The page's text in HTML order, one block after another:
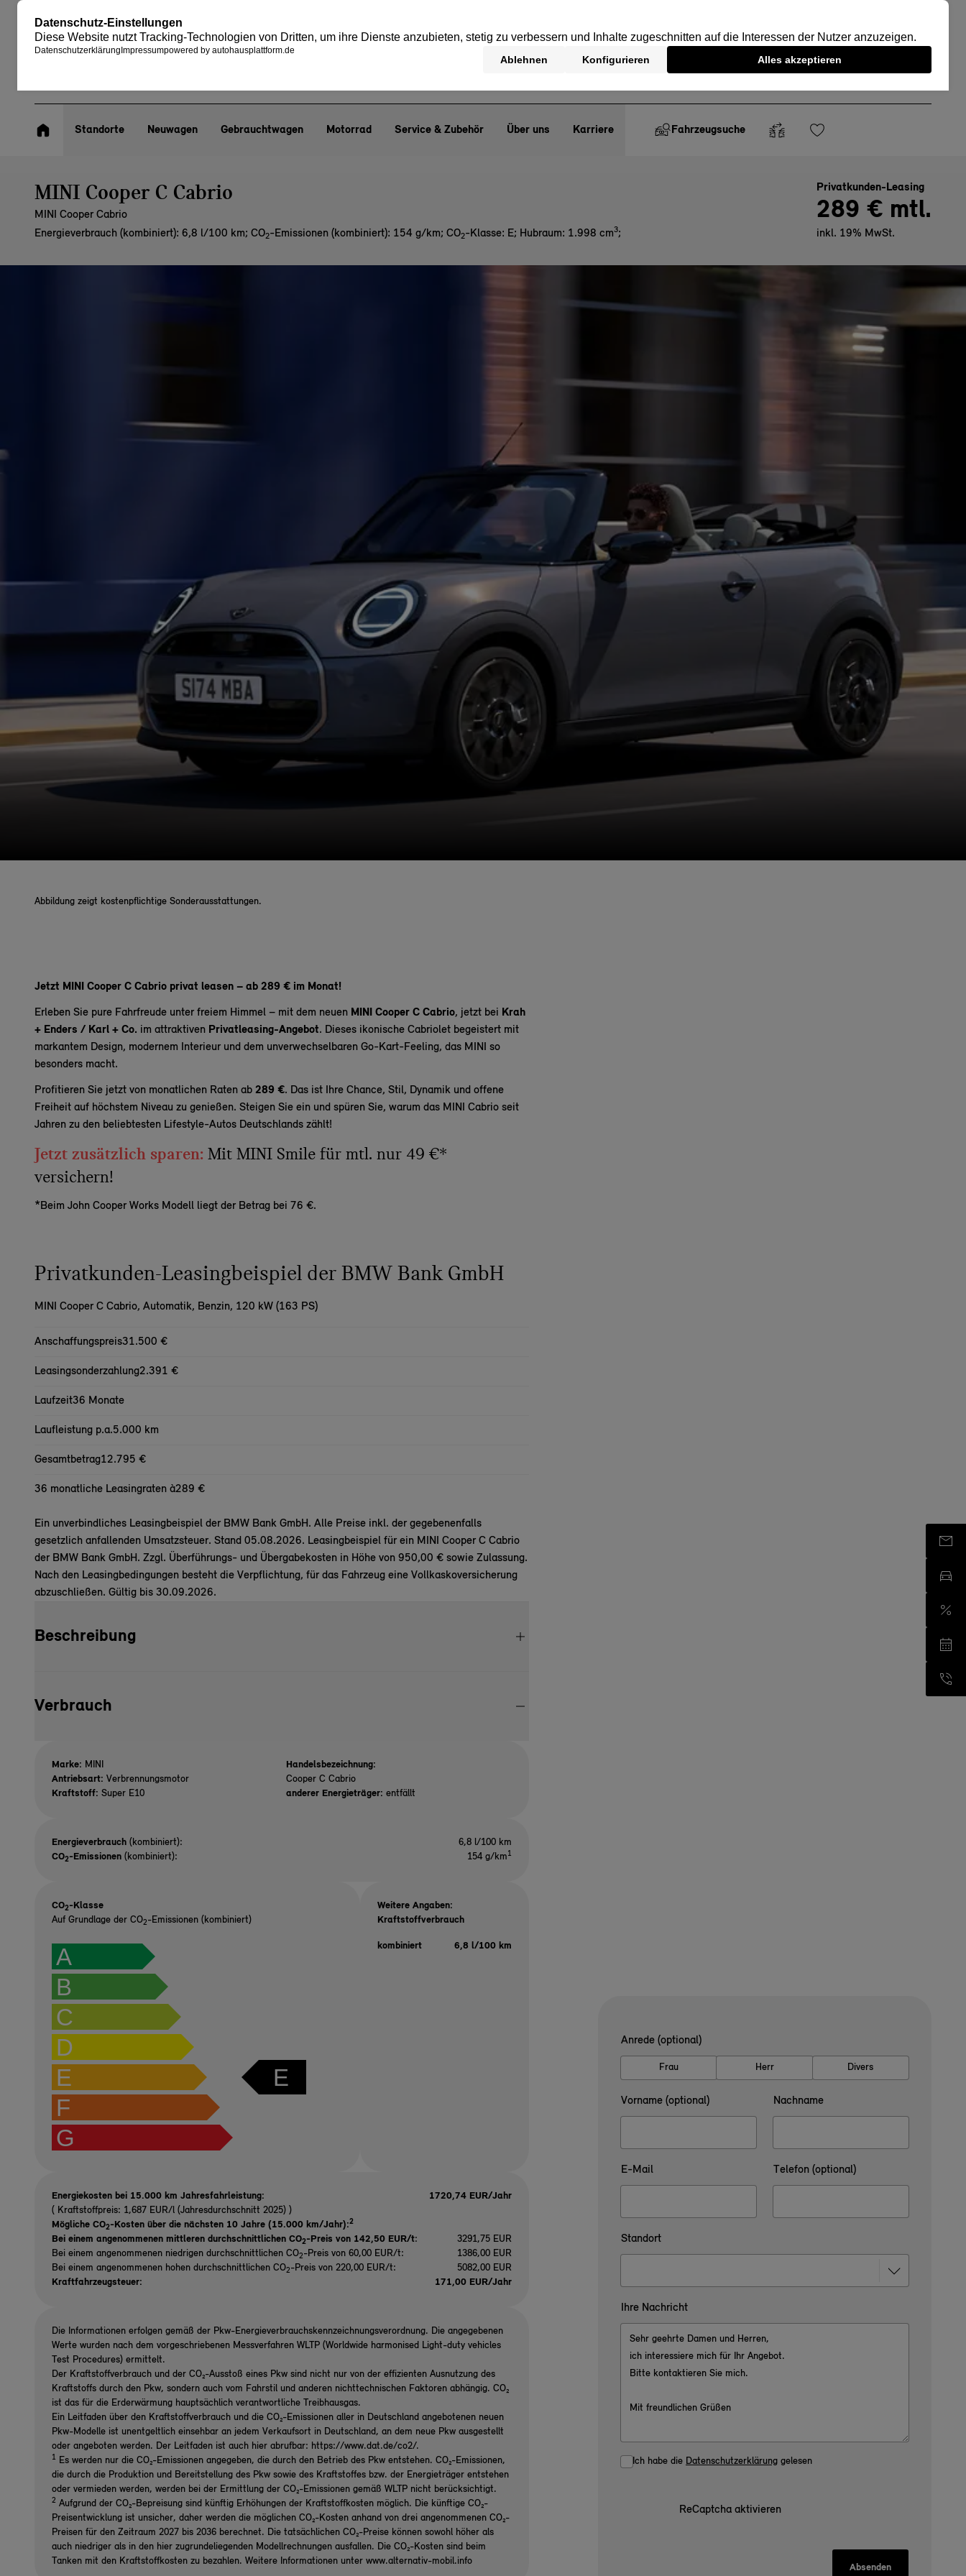
Standorte Neuwagen Gebrauchtwagen Motorrad Service & Zubehör Über uns Karriere Fahrzeugsuche
MINI Cooper C Cabrio
MINI Cooper Cabrio
Energieverbrauch (kombiniert): 6,8 l/100 km; CO2-Emissionen (kombiniert): 154 g/km; CO2-Klasse: E; Hubraum: 1.998 cm3;
Privatkunden-Leasing
289 € mtl.
inkl. 19% MwSt.
Abbildung zeigt kostenpflichtige Sonderausstattungen.
Jetzt MINI Cooper C Cabrio privat leasen – ab 289 € im Monat!
Erleben Sie pure Fahrfreude unter freiem Himmel – mit dem neuen MINI Cooper C Cabrio, jetzt bei Krah
+ Enders / Karl + Co. im attraktiven Privatleasing-Angebot. Dieses ikonische Cabriolet begeistert mit
markantem Design, modernem Interieur und dem unverwechselbaren Go-Kart-Feeling, das MINI so
besonders macht.
Profitieren Sie jetzt von monatlichen Raten ab 289 €. Das ist Ihre Chance, Stil, Dynamik und offene
Freiheit auf höchstem Niveau zu genießen. Steigen Sie ein und spüren Sie, warum das MINI Cabrio seit
Jahren zu den beliebtesten Lifestyle-Autos Deutschlands zählt!
Jetzt zusätzlich sparen: Mit MINI Smile für mtl. nur 49 €*
versichern!
*Beim John Cooper Works Modell liegt der Betrag bei 76 €.
Privatkunden-Leasingbeispiel der BMW Bank GmbH
MINI Cooper C Cabrio, Automatik, Benzin, 120 kW (163 PS)
Anschaffungspreis31.500 €
Leasingsonderzahlung2.391 €
Laufzeit36 Monate
Laufleistung p.a.5.000 km
Gesamtbetrag12.795 €
36 monatliche Leasingraten à289 €
Ein unverbindliches Leasingbeispiel der BMW Bank GmbH. Alle Preise inkl. der gegebenenfalls
gesetzlich anfallenden Umsatzsteuer. Stand 05.08.2026. Leasingbeispiel für ein MINI Cooper C Cabrio
der BMW Bank GmbH. Zzgl. Überführungs- und Übergabekosten in Höhe von 950,00 € sowie Zulassung.
Nach den Leasingbedingungen besteht die Verpflichtung, für das Fahrzeug eine Vollkaskoversicherung
abzuschließen. Gültig bis 30.09.2026.
Beschreibung
Verbrauch
Marke: MINI
Antriebsart: Verbrennungsmotor
Kraftstoff: Super E10
Handelsbezeichnung:
Cooper C Cabrio
anderer Energieträger: entfällt
Energieverbrauch (kombiniert):
6,8 l/100 km
CO2-Emissionen (kombiniert): 154 g/km1
CO2-Klasse
Auf Grundlage der CO2-Emissionen (kombiniert)
A
B
C
D
E
F
G
E
Weitere Angaben:
Kraftstoffverbrauch
kombiniert 6,8 l/100 km
Energiekosten bei 15.000 km Jahresfahrleistung:
1720,74 EUR/Jahr
( Kraftstoffpreis: 1,687 EUR/l (Jahresdurchschnitt 2025) )
Mögliche CO2-Kosten über die nächsten 10 Jahre (15.000 km/Jahr):2
Bei einem angenommenen mittleren durchschnittlichen CO2-Preis von 142,50 EUR/t:
3291,75 EUR
Bei einem angenommenen niedrigen durchschnittlichen CO2-Preis von 60,00 EUR/t:
1386,00 EUR
Bei einem angenommenen hohen durchschnittlichen CO2-Preis von 220,00 EUR/t:
5082,00 EUR
Kraftfahrzeugsteuer:
171,00 EUR/Jahr
Die Informationen erfolgen gemäß der Pkw-Energieverbrauchskennzeichnungsverordnung. Die angegebenen
Werte wurden nach dem vorgeschriebenen Messverfahren WLTP (Worldwide harmonised Light-duty vehicles
Test Procedures) ermittelt.
Der Kraftstoffverbrauch und der CO₂-Ausstoß eines Pkw sind nicht nur von der effizienten Ausnutzung des
Kraftstoffs durch den Pkw, sondern auch vom Fahrstil und anderen nichttechnischen Faktoren abhängig. CO₂
ist das für die Erderwärmung hauptsächlich verantwortliche Treibhausgas.
Ein Leitfaden über den Kraftstoffverbrauch und die CO₂-Emissionen aller in Deutschland angebotenen neuen
Pkw-Modelle ist unentgeltlich einsehbar an jedem Verkaufsort in Deutschland, an dem neue Pkw ausgestellt
oder angeboten werden. Der Leitfaden ist auch hier abrufbar: https://www.dat.de/co2/.
1 Es werden nur die CO₂-Emissionen angegeben, die durch den Betrieb des Pkw entstehen. CO₂-Emissionen,
die durch die Produktion und Bereitstellung des Pkw sowie des Kraftstoffes bzw. der Energieträger entstehen
oder vermieden werden, werden bei der Ermittlung der CO₂-Emissionen gemäß WLTP nicht berücksichtigt.
2 Aufgrund der CO₂-Bepreisung sind künftig Erhöhungen der Kraftstoffkosten möglich. Die künftige CO₂-
Preisentwicklung ist unsicher, daher werden die möglichen CO₂-Kosten anhand von drei angenommenen CO₂-
Preisen für den Zeitraum 2027 bis 2036 berechnet. Die tatsächlichen CO₂-Preise können sowohl höher als
auch niedriger als in den hier zugrundeliegenden Modellrechnungen ausfallen. Die CO₂-Kosten sind beim
Tanken mit den Kraftstoffkosten zu bezahlen. Weitere Informationen unter www.alternativ-mobil.info
Anrede (optional)
Frau Herr Divers
Vorname (optional) Nachname
E-Mail Telefon (optional)
Standort
Ihre Nachricht
Ich habe die Datenschutzerklärung gelesen
ReCaptcha aktivieren
Absenden